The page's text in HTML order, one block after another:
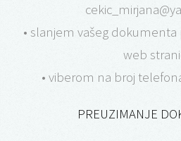
• slanjem vašeg
web
• viberom na broj
PREUZIMANJE